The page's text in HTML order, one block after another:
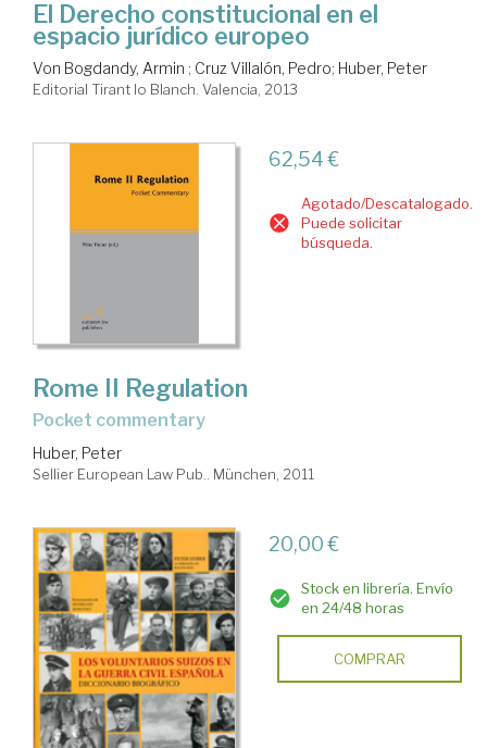
El Derecho constitucional en el
espacio jurídico europeo
Von Bogdandy, Armin ; Cruz Villalón, Pedro; Huber, Peter
Editorial Tirant lo Blanch. Valencia, 2013
62,54 €
Agotado/Descatalogado.
Puede solicitar
búsqueda.
Rome II Regulation
pocket commentary
Huber, Peter
Sellier European Law Pub.. München, 2011
20,00 €
Stock en librería. Envío
en 24/48 horas
COMPRAR